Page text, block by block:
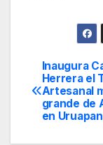
de
Inaugura
Herrera el
Artesanal
grande de
en Uruapan